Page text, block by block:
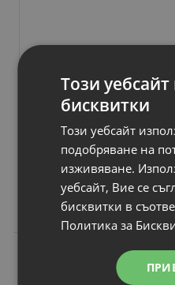
Този
бисквитки
Този уебсайт
подобряване на
изживяване.
уебсайт, Вие се
бисквитки в
Политика за